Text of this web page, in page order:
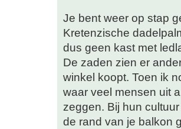
Je bent weer op stap
Kretenzische
dus geen kast met
De zaden zien er
winkel koopt. Toen ik
waar veel mensen uit
zeggen. Bij hun
de rand van je balkon